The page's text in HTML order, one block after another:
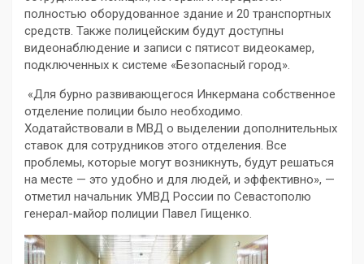
полностью оборудованное здание и 20 транспортных
средств. Также полицейским будут доступны
видеонаблюдение и записи с пятисот видеокамер,
подключенных к системе «Безопасный город».
«Для бурно развивающегося Инкермана собственное
отделение полиции было необходимо.
Ходатайствовали в МВД о выделении дополнительных
ставок для сотрудников этого отделения. Все
проблемы, которые могут возникнуть, будут решаться
на месте — это удобно и для людей, и эффективно», —
отметил начальник УМВД России по Севастополю
генерал-майор полиции Павел Гищенко.